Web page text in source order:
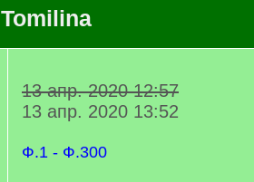
Tomilina
13 апр. 2020 12:57
13 апр. 2020 13:52
Ф.1 - Ф.300